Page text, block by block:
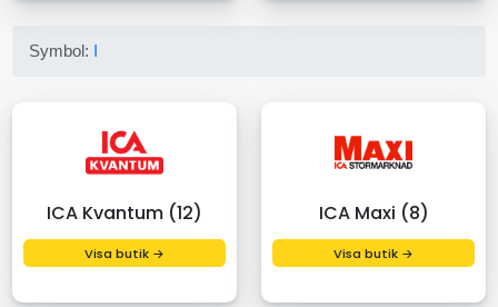
Symbol: I
ICA Kvantum (12)
Visa butik →
ICA Maxi (8)
Visa butik →